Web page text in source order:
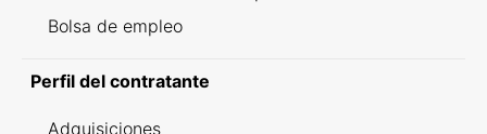
Bolsa de empleo
Perfil del contratante
Adquisiciones